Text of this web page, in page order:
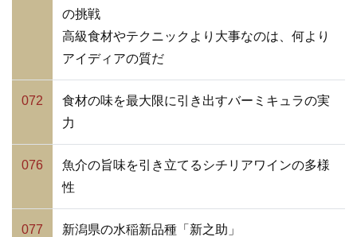
の挑戦
高級食材やテクニックより大事なのは、何より
アイディアの質だ
072
食材の味を最大限に引き出すバーミキュラの実
力
076
魚介の旨味を引き立てるシチリアワインの多様
性
077 新潟県の水稲新品種「新之助」